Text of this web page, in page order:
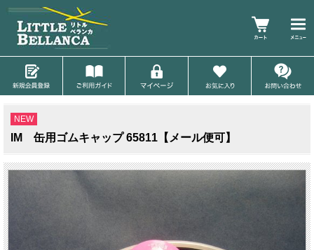
NEW
IM 缶用ゴムキャップ 65811【メール便可】